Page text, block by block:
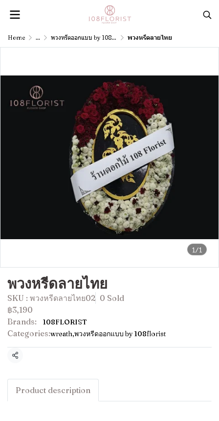
Home ... พวงหรีดออกแบบ by 108florist พวงหรีดลายไทย
1/1
พวงหรีดลายไทย
SKU : พวงหรีดลายไทย02 0 Sold
฿3,190
Brands:
108FLORIST
Categories:wreath,พวงหรีดออกแบบ by 108florist
Share
Product description